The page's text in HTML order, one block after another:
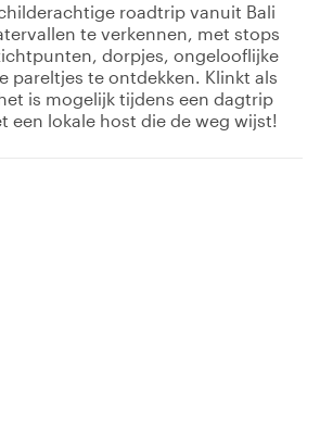
roadtrip vanuit Bali
te verkennen, met stops
dorpjes, ongelooflijke
pareltjes te ontdekken. Klinkt als
is mogelijk tijdens een dagtrip
een lokale host die de weg wijst!